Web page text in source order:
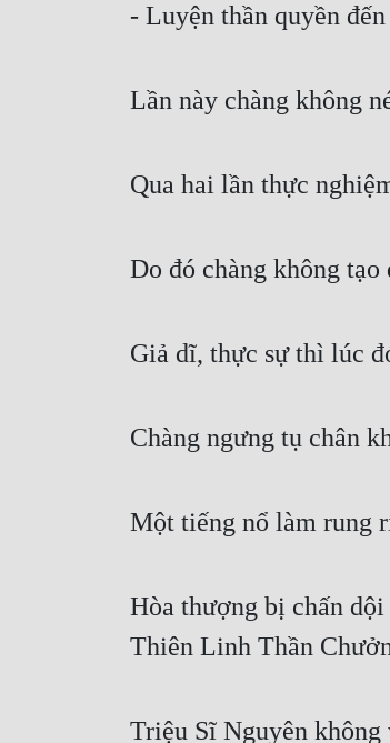
- Luyện thần quyền
Lần này chàng không
Qua hai lần thực
Do đó chàng không
Giả dĩ, thực sự thì lúc
Chàng ngưng tụ chân
Một tiếng nổ làm rung
Hòa thượng bị chấn
Thiên Linh Thần
Triệu Sĩ Nguyên không